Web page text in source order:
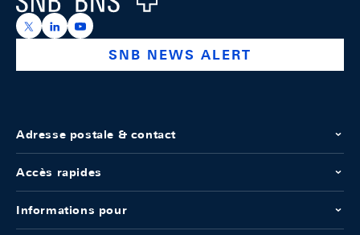
https://x.com/snb_bns
https://ch.linkedin.com/company/swiss-national-
https://www.youtube.com/@swissnationalbank
SNB NEWS ALERT
Adresse postale & contact
Accès rapides
Informations pour